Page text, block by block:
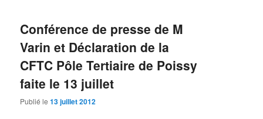
Conférence de presse de M
Varin et Déclaration de la
CFTC Pôle Tertiaire de Poissy
faite le 13 juillet
Publié le13 juillet 2012